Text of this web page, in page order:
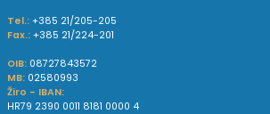
Tel.: +385 21/205-205
Fax.: +385 21/224-201
OIB: 08727843572
MB: 02580993
Žiro - IBAN:
HR79 2390 0011 8181 0000 4